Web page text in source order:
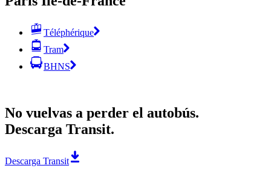
Téléphérique
Tram
BHNS
No vuelvas a perder el autobús.
Descarga Transit.
Descarga Transit